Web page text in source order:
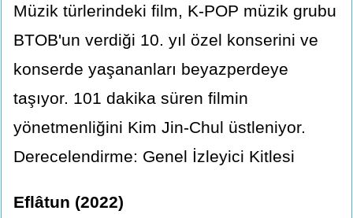
Müzik türlerindeki film, K-POP müzik grubu
BTOB'un verdiği 10. yıl özel konserini ve
konserde yaşananları beyazperdeye
taşıyor. 101 dakika süren filmin
yönetmenliğini Kim Jin-Chul üstleniyor.
Derecelendirme: Genel İzleyici Kitlesi
Eflâtun (2022)